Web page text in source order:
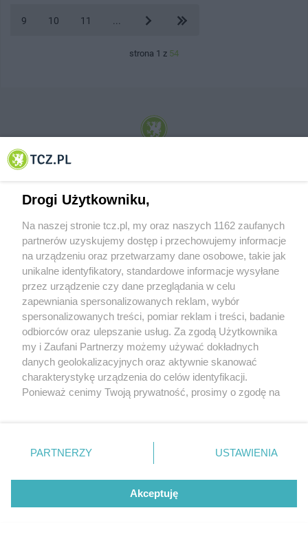
9 10 11
strona 1 z 54
© 2001-2026 Tczew - TCZ.PL Sp. z o.o. Internetowy Serwis Informacyjny Miasta
O FIRMIE POLITYKA PRYWATNOŚCI HOSTING
REKLAMA WSPÓŁPRACA RSS FACEBOOK KONTAKT
Nasze serwisy
Aktualności
Tcz24
Historia miasta
Muzyka i kultura
Archiwum wydarzeń
Zdjęcia miasta
Drogi Użytkowniku,
Na naszej stronie tcz.pl, my oraz naszych 1162 zaufanych
partnerów uzyskujemy dostęp i przechowujemy informacje
na urządzeniu oraz przetwarzamy dane osobowe, takie jak
unikalne identyfikatory, standardowe informacje wysyłane
przez urządzenie czy dane przeglądania w celu
zapewniania spersonalizowanych reklam, wybór
spersonalizowanych treści, pomiar reklam i treści, badanie
odbiorców oraz ulepszanie usług. Za zgodą Użytkownika
my i Zaufani Partnerzy możemy używać dokładnych
danych geolokalizacyjnych oraz aktywnie skanować
charakterystykę urządzenia do celów identyfikacji.
Ponieważ cenimy Twoją prywatność, prosimy o zgodę na
znajdujący się w lewym dolnym rogu strony
. Niektóre
przetwarzaniu. Preferencje będą miały zastosowania tylko
PARTNERZY USTAWIENIA
Akceptuję